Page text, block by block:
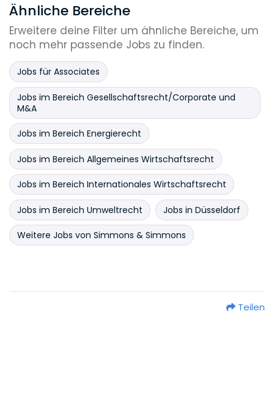
Ähnliche Bereiche
Erweitere deine Filter um ähnliche Bereiche, um
noch mehr passende Jobs zu finden.
Jobs für Associates
Jobs im Bereich Gesellschaftsrecht/Corporate und
M&A
Jobs im Bereich Energierecht
Jobs im Bereich Allgemeines Wirtschaftsrecht
Jobs im Bereich Internationales Wirtschaftsrecht
Jobs im Bereich Umweltrecht Jobs in Düsseldorf
Weitere Jobs von Simmons & Simmons
Teilen